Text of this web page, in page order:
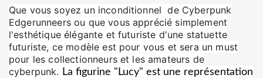
Que vous soyez un inconditionnel de Cyberpunk
Edgerunneers ou que vous apprécié simplement
l'esthétique élégante et futuriste d'une statuette
futuriste, ce modèle est pour vous et sera un must
pour les collectionneurs et les amateurs de
cyberpunk. La figurine "Lucy" est une représentation